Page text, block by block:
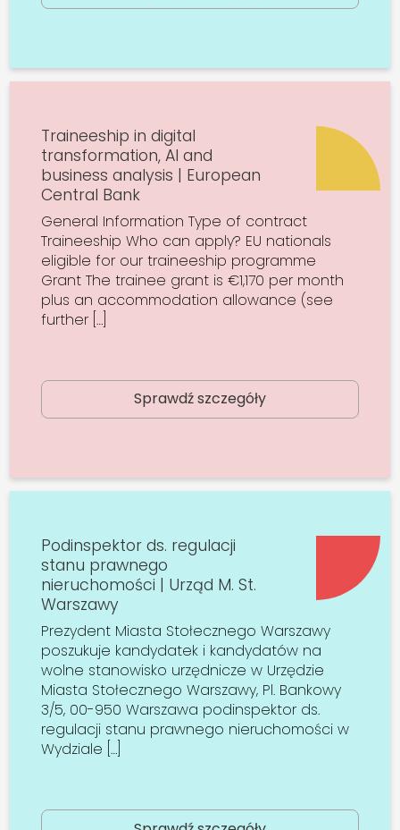
Traineeship in digital
transformation, AI and
business analysis | European
Central Bank
General Information Type of contract
Traineeship Who can apply? EU nationals
eligible for our traineeship programme
Grant The trainee grant is €1,170 per month
plus an accommodation allowance (see
further […]
Sprawdź szczegóły
Podinspektor ds. regulacji
stanu prawnego
nieruchomości | Urząd M. St.
Warszawy
Prezydent Miasta Stołecznego Warszawy
poszukuje kandydatek i kandydatów na
wolne stanowisko urzędnicze w Urzędzie
Miasta Stołecznego Warszawy, Pl. Bankowy
3/5, 00-950 Warszawa podinspektor ds.
regulacji stanu prawnego nieruchomości w
Wydziale […]